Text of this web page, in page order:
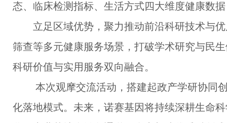
态、临床检测指标、生活方式四大维度健康数
立足区域优势，聚力推动前沿科研技术与
筛查等多元健康服务场景，打破学术研究与民
科研价值与实用服务双向融合。
本次观摩交流活动，搭建起政产学研协同
化落地模式。未来，诺赛基因将持续深耕生命